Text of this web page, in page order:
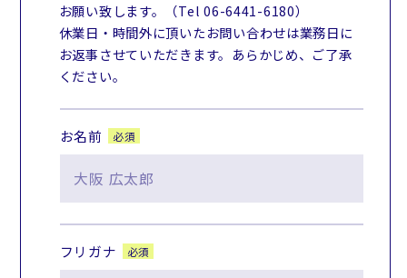
お願い致します。（Tel 06-6441-6180）
休業日・時間外に頂いたお問い合わせは業務日に
お返事させていただきます。あらかじめ、ご了承
ください。
お名前 必須
フリガナ 必須